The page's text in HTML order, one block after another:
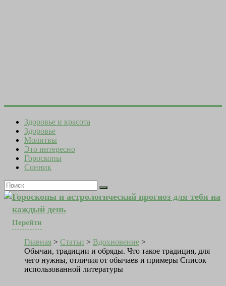
Здоровье и красота
Здоровье
Молитвы
Это интересно
Гороскопы
Сонник
Гороскопы и астрологический прогноз для тебя на
каждый день
Перейти
Главная > Статьи > Вдохновение >
Обычаи, традиции и обряды. Что такое традиция, для
чего нужны, отличия от обычаев и примеры Список
использованной литературы